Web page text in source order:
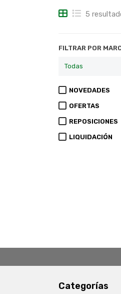
5
FILTRAR POR
NOVEDADES
OFERTAS
REPOSICIONES
LIQUIDACIÓN
Categorías